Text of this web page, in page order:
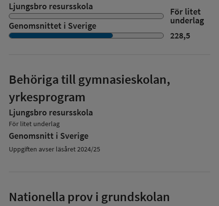
Ljungsbro resursskola
För litet
underlag
Genomsnittet i Sverige
228,5
Behöriga till gymnasieskolan,
yrkesprogram
Ljungsbro resursskola
För litet underlag
Genomsnitt i Sverige
Uppgiften avser läsåret 2024/25
Nationella prov i grundskolan